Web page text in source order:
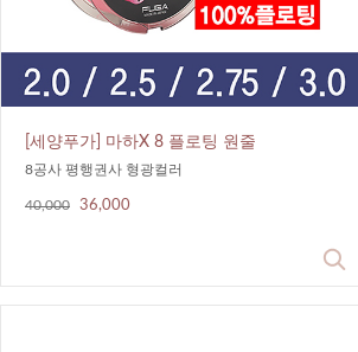
[세양푸가] 마하X 8 플로팅 원줄
8공사 평행권사 형광컬러
40,000 36,000